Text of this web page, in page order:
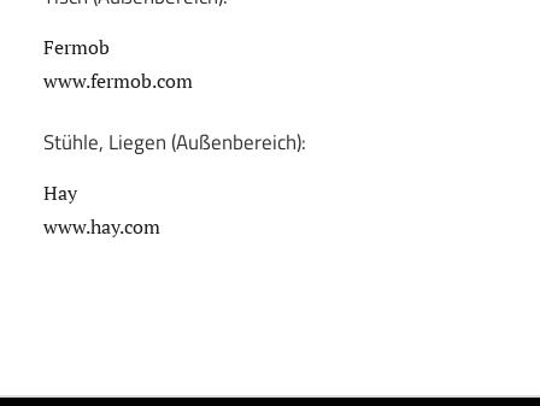
Fermob
www.fermob.com
Stühle, Liegen (Außenbereich):
Hay
www.hay.com